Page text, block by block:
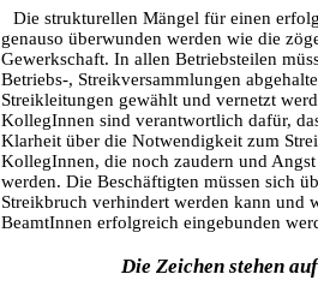
Die strukturellen Mängel für einen
genauso überwunden werden wie die
Gewerkschaft. In allen Betriebsteilen
Betriebs-, Streikversammlungen
Streikleitungen gewählt und vernetzt
KollegInnen sind verantwortlich dafür,
Klarheit über die Notwendigkeit zum
KollegInnen, die noch zaudern und
werden. Die Beschäftigten müssen sich
Streikbruch verhindert werden kann und
BeamtInnen erfolgreich eingebunden
Die Zeichen stehen